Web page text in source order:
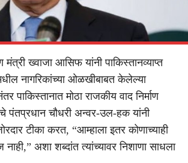
मंत्री ख्वाजा आसिफ यांनी पाकिस्तानव्याप्त
नागरिकांच्या ओळखीबाबत केलेल्या
पाकिस्तानात मोठा राजकीय वाद निर्माण
चौधरी अन्वर-उल-हक यांनी
टीका करत, “आम्हाला इतर कोणाच्याही
नाही,” अशा शब्दांत त्यांच्यावर निशाणा साधला